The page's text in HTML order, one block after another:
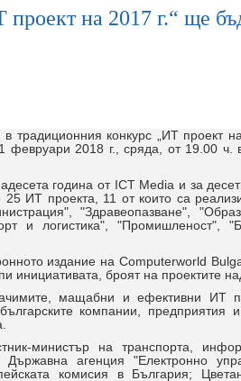
на 2017 г.“ ще
конкурс „ИТ проект
2018 г., сряда, от 19.00 ч.
година от ICT Media и за
ИТ проекта, 11 от които са
"Здравеопазване",
и логистика", "Промишленост",
издание на Computerworld
инициативата, броят на проектите
мащабни и ефективни ИТ
компании, предприятия
министър на транспорта,
агенция "Електронно
комисия в България;